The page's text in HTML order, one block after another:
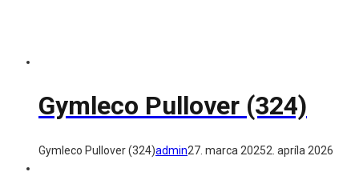
Gymleco Pullover (324)
Gymleco Pullover (324)admin27. marca 20252. apríla 2026